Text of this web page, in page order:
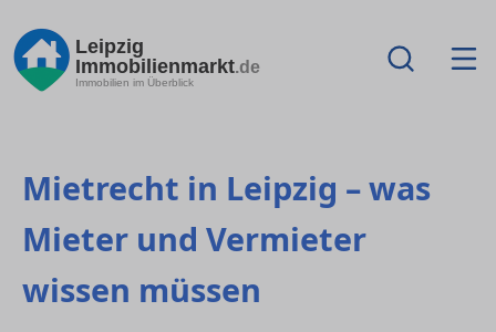
Leipzig
Immobilienmarkt.de
Immobilien im Überblick
Mietrecht in Leipzig – was
Mieter und Vermieter
wissen müssen